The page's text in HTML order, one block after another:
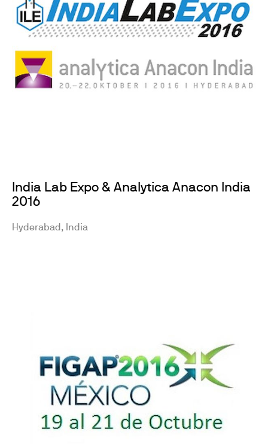
India Lab Expo & Analytica Anacon India
2016
Hyderabad, India